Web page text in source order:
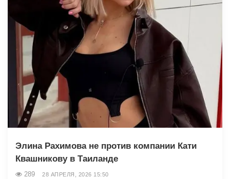
Элина Рахимова не против компании Кати
Квашникову в Таиланде
289 28 АПРЕЛЯ, 2026 15:50